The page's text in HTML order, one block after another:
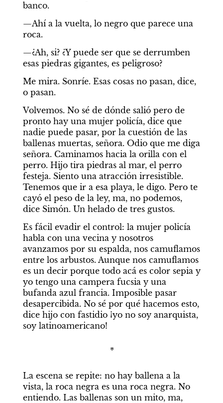
banco.
—Ahí a la vuelta, lo negro que parece una
roca.
—¿Ah, si? ¿Y puede ser que se derrumben
esas piedras gigantes, es peligroso?
Me mira. Sonríe. Esas cosas no pasan, dice,
o pasan.
Volvemos. No sé de dónde salió pero de
pronto hay una mujer policía, dice que
nadie puede pasar, por la cuestión de las
ballenas muertas, señora. Odio que me diga
señora. Caminamos hacia la orilla con el
perro. Hijo tira piedras al mar, el perro
festeja. Siento una atracción irresistible.
Tenemos que ir a esa playa, le digo. Pero te
cayó el peso de la ley, ma, no podemos,
dice Simón. Un helado de tres gustos.
Es fácil evadir el control: la mujer policía
habla con una vecina y nosotros
avanzamos por su espalda, nos camuflamos
entre los arbustos. Aunque nos camuflamos
es un decir porque todo acá es color sepia y
yo tengo una campera fucsia y una
bufanda azul francia. Imposible pasar
desapercibida. No sé por qué hacemos esto,
dice hijo con fastidio ¡yo no soy anarquista,
soy latinoamericano!
*
La escena se repite: no hay ballena a la
vista, la roca negra es una roca negra. No
entiendo. Las ballenas son un mito, ma,